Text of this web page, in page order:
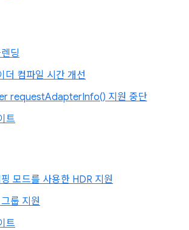
딩
더 컴파일 시간 개선
requestAdapterInfo() 지원 중단
트
모드를 사용한 HDR 지원
룹 지원
트